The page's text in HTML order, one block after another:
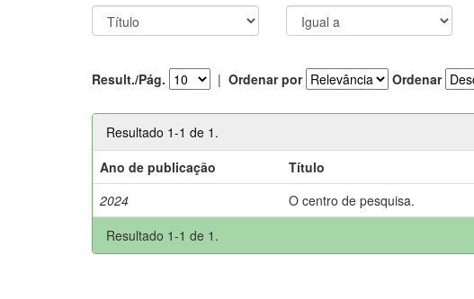
Result./Pág. | Ordenar por Ordenar
Resultado 1-1 de 1.
Ano de publicação
Título
2024
O centro de pesquisa.
Resultado 1-1 de 1.